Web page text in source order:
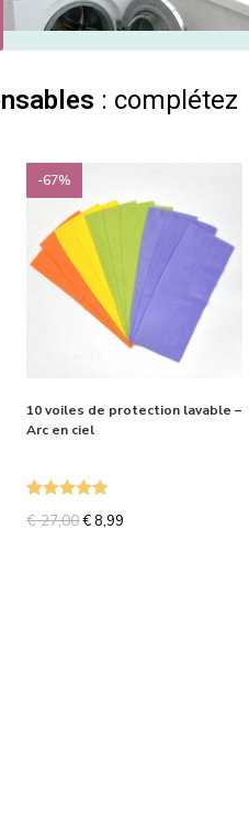
: complétez
-67%
10 voiles de protection lavable –
Arc en ciel
€27,00€ 8,99